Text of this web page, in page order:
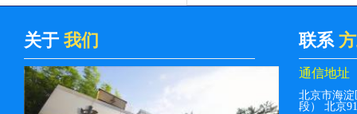
关于 我们 联系
通信地址
北京市海
段） 北京